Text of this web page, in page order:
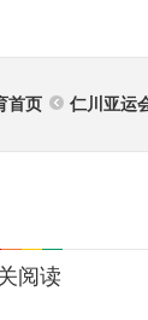
首页 仁川亚运
阅读